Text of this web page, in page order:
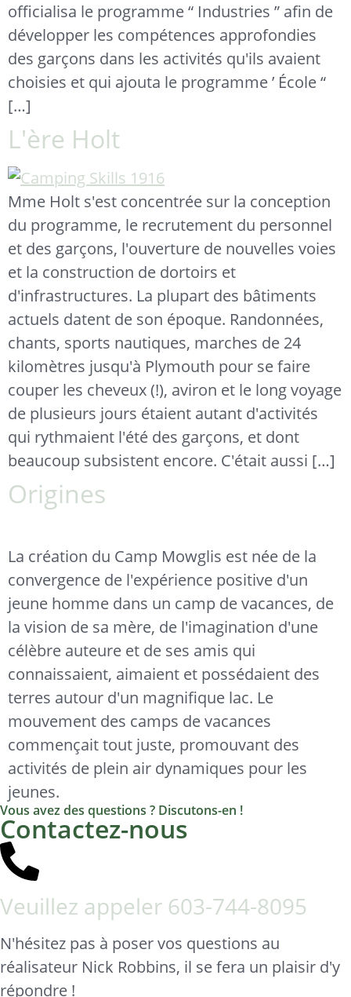
officialisa le programme “ Industries ” afin de
développer les compétences approfondies
des garçons dans les activités qu'ils avaient
choisies et qui ajouta le programme ’ École “
[…]
L'ère Holt
Mme Holt s'est concentrée sur la conception
du programme, le recrutement du personnel
et des garçons, l'ouverture de nouvelles voies
et la construction de dortoirs et
d'infrastructures. La plupart des bâtiments
actuels datent de son époque. Randonnées,
chants, sports nautiques, marches de 24
kilomètres jusqu'à Plymouth pour se faire
couper les cheveux (!), aviron et le long voyage
de plusieurs jours étaient autant d'activités
qui rythmaient l'été des garçons, et dont
beaucoup subsistent encore. C'était aussi […]
Origines
La création du Camp Mowglis est née de la
convergence de l'expérience positive d'un
jeune homme dans un camp de vacances, de
la vision de sa mère, de l'imagination d'une
célèbre auteure et de ses amis qui
connaissaient, aimaient et possédaient des
terres autour d'un magnifique lac. Le
mouvement des camps de vacances
commençait tout juste, promouvant des
activités de plein air dynamiques pour les
jeunes.
Vous avez des questions ? Discutons-en !
Contactez-nous
Veuillez appeler 603-744-8095
N'hésitez pas à poser vos questions au
réalisateur Nick Robbins, il se fera un plaisir d'y
répondre !